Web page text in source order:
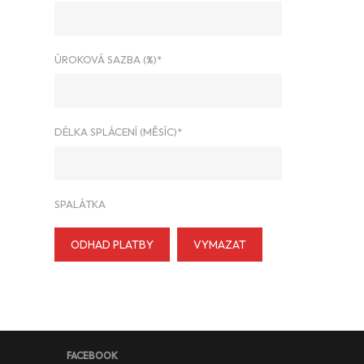
ÚROKOVÁ SAZBA (%)*
DÉLKA SPLÁCENÍ (MĚSÍC)*
SPALÁTKA
ODHAD PLATBY VYMAZAT
FACEBOOK